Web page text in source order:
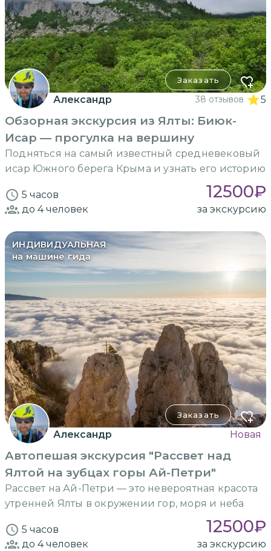
Заказать
Александр 38 отзывов 5
Обзорная экскурсия из Ялты: Биюк-
Исар — прогулка на вершину
Подняться на самый известный средневековый
исар Южного берега Крыма и узнать его историю
5 часов 12500₽
до 4человек за экскурсию
ИНДИВИДУАЛЬНАЯ
на машине гида
Заказать
Александр Новая
Автопешая экскурсия "Рассвет над
Ялтой на зубцах горы Ай-Петри"
Рассвет на Ай-Петри — это невероятная красота
утренней Ялты в окружении гор, моря и неба
5 часов 12500₽
до 4человек за экскурсию